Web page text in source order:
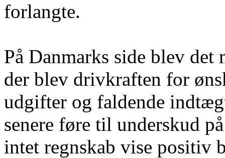
forlangte.
På Danmarks side blev det
der blev drivkraften for
udgifter og faldende
senere føre til underskud
intet regnskab vise positiv